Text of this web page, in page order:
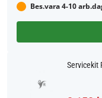
Bes.vara 4-10
Servicekit